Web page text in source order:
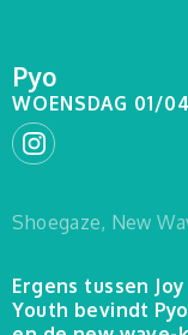
Pyo
WOENSDAG 01/
Shoegaze, New
Ergens tussen
Youth bevindt